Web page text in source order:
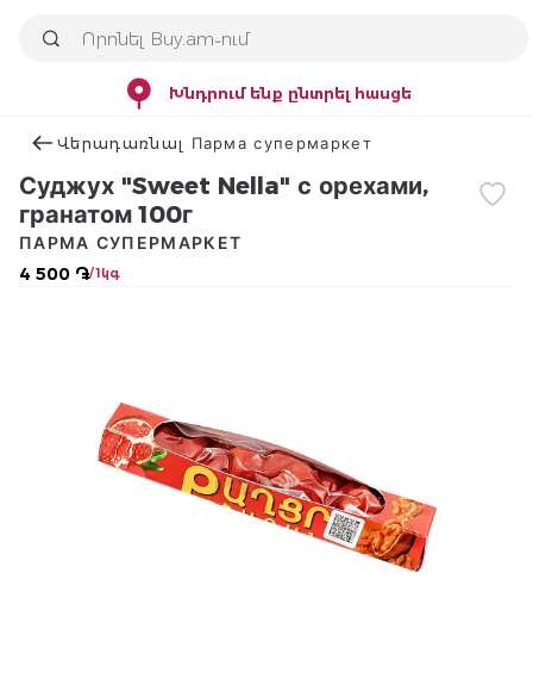
Խնդրում ենք ընտրել հասցե
Վերադառնալ Парма супермаркет
Суджух "Sweet Nella" с орехами,
гранатом 100г
4 500 ֏/ 1կգ
ПАРМА СУПЕРМАРКЕТ